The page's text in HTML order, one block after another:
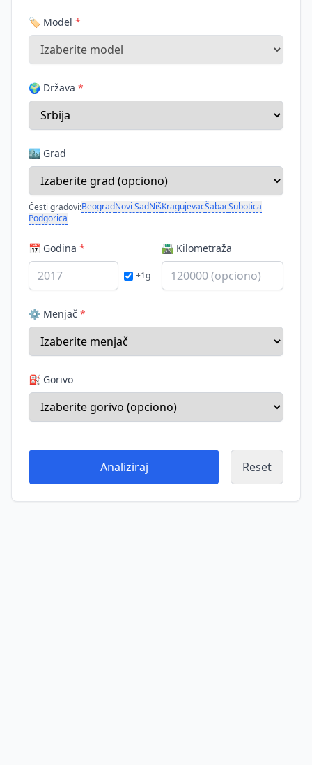
🏷️ Model *
🌍 Država *
🏙️ Grad
Česti gradovi:BeogradNovi SadNišKragujevacŠabacSubotica
Podgorica
📅 Godina *
±1g
🛣️ Kilometraža
⚙️ Menjač *
⛽ Gorivo
Analiziraj Reset